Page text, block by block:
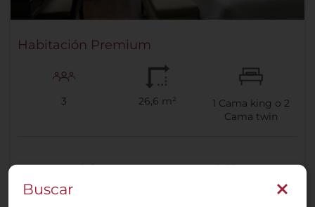
Habitación Premium
3 26,6 m² 1 Cama king o 2
Cama twin
Buscar